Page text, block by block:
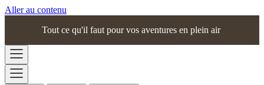
Aller au contenu
Tout ce qu'il faut pour vos aventures en plein air